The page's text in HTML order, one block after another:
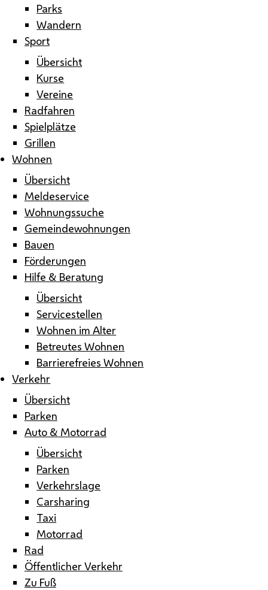
Parks
Wandern
Sport
Übersicht
Kurse
Vereine
Radfahren
Spielplätze
Grillen
Wohnen
Übersicht
Meldeservice
Wohnungssuche
Gemeindewohnungen
Bauen
Förderungen
Hilfe & Beratung
Übersicht
Servicestellen
Wohnen im Alter
Betreutes Wohnen
Barrierefreies Wohnen
Verkehr
Übersicht
Parken
Auto & Motorrad
Übersicht
Parken
Verkehrslage
Carsharing
Taxi
Motorrad
Rad
Öffentlicher Verkehr
Zu Fuß